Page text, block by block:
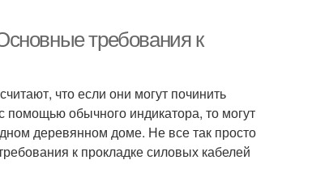
требования к
что если они могут починить
помощью обычного индикатора, то могут
деревянном доме. Не все так просто
к прокладке силовых кабелей